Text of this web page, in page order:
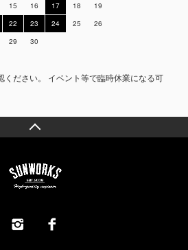
15 16 17 18
19
22 23 24 25
26
29 30
ください。 イベント等で臨時休業になる可